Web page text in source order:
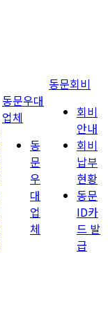
뉴스
동문우대
업체
동
문
우
대
업
체
동문회비
회비
안내
회비
납부
현황
동문
ID카
드 발
급